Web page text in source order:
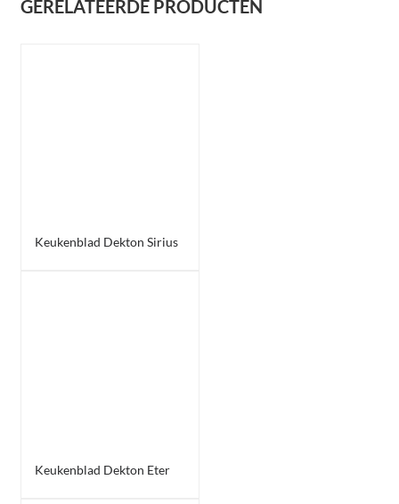
GERELATEERDE PRODUCTEN
Keukenblad Dekton Sirius
Keukenblad Dekton Eter